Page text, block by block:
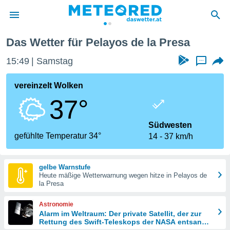
wurde
dass
sind.
diese
Das Wetter für Pelayos de la Presa
15:49 Samstag ...
vereinzelt Wolken
37°
gefühlte Temperatur 34°
Südwesten
14
37 km/h
gelbe Warnstufe
Heute mäßige Wetterwarnung wegen hitze in Pelayos de
la Presa
Astronomie
Alarm im Weltraum: Der private Satellit, der zur
Rettung des Swift-Teleskops der NASA entsandt